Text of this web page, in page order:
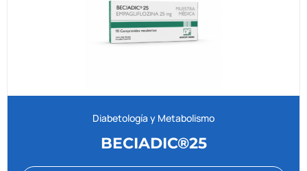
Diabetología y Metabolismo
BECIADIC®25